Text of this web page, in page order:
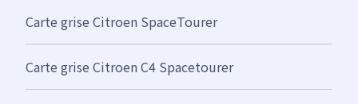
Carte grise Citroen SpaceTourer
Carte grise Citroen C4 Spacetourer